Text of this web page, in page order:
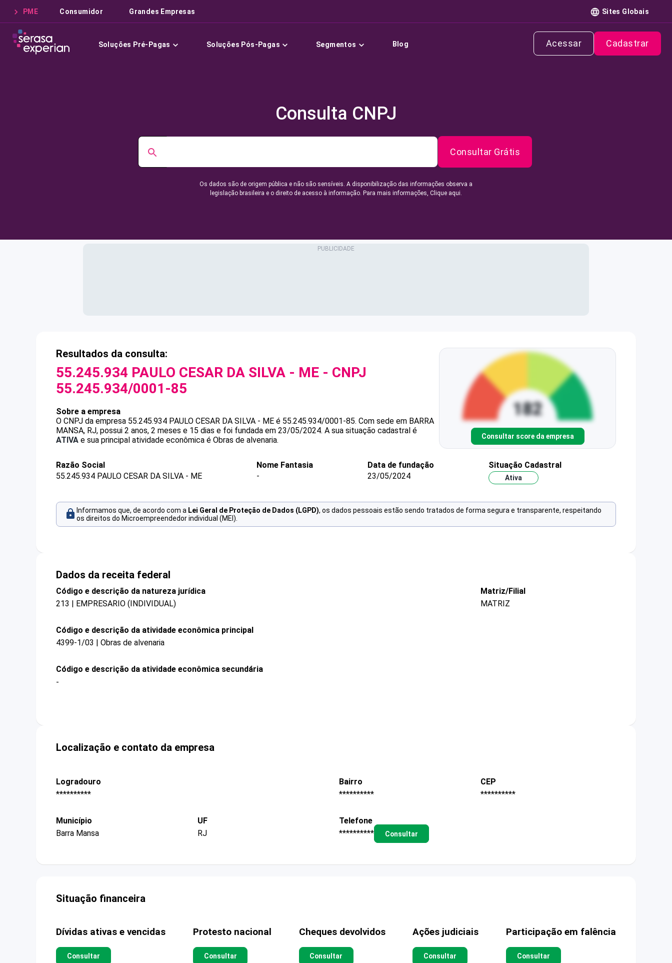
PME Consumidor Grandes Empresas Sites Globais
Soluções Pré-Pagas Soluções Pós-Pagas Segmentos Blog Acessar Cadastrar
Consulta CNPJ
Consultar Grátis
Os dados são de origem pública e não são sensíveis. A disponibilização das informações observa a
legislação brasileira e o direito de acesso à informação. Para mais informações, Clique aqui.
Resultados da consulta:
55.245.934 PAULO CESAR DA SILVA - ME - CNPJ
55.245.934/0001-85
Sobre a empresa
O CNPJ da empresa 55.245.934 PAULO CESAR DA SILVA - ME é 55.245.934/0001-85. Com sede em BARRA
MANSA, RJ, possui 2 anos, 2 meses e 15 dias e foi fundada em 23/05/2024. A sua situação cadastral é
ATIVA e sua principal atividade econômica é Obras de alvenaria. Consultar score da empresa
Razão Social
55.245.934 PAULO CESAR DA SILVA - ME
Nome Fantasia
-
Data de fundação
23/05/2024
Situação Cadastral
Ativa
Informamos que, de acordo com a Lei Geral de Proteção de Dados (LGPD), os dados pessoais estão sendo tratados de forma segura e transparente, respeitando
os direitos do Microempreendedor individual (MEI).
Dados da receita federal
Código e descrição da natureza jurídica
213 | EMPRESARIO (INDIVIDUAL)
Matriz/Filial
MATRIZ
Código e descrição da atividade econômica principal
4399-1/03 | Obras de alvenaria
Código e descrição da atividade econômica secundária
-
Localização e contato da empresa
Logradouro
**********
Bairro
**********
CEP
**********
Município
Barra Mansa
UF
RJ
Telefone
**********
Consultar
Situação financeira
Dívidas ativas e vencidas
Consultar
Protesto nacional
Consultar
Cheques devolvidos
Consultar
Ações judiciais
Consultar
Participação em falência
Consultar